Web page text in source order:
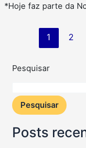
*Hoje faz parte da
1 2
Pesquisar
Pesquisar
Posts